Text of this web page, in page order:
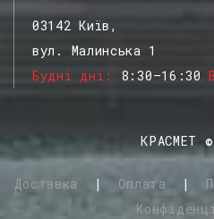
03142 Київ,
вул. Малинська 1
Будні дні
8:30–16:30
КРАСМЕТ ©
Доставка | Оплата |